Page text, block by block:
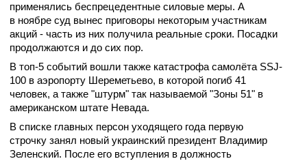
применялись беспрецедентные силовые меры. А
в ноябре суд вынес приговоры некоторым участникам
акций - часть из них получила реальные сроки. Посадки
продолжаются и до сих пор.
В топ-5 событий вошли также катастрофа самолёта SSJ-
100 в аэропорту Шереметьево, в которой погиб 41
человек, а также "штурм" так называемой "Зоны 51" в
американском штате Невада.
В списке главных персон уходящего года первую
строчку занял новый украинский президент Владимир
Зеленский. После его вступления в должность